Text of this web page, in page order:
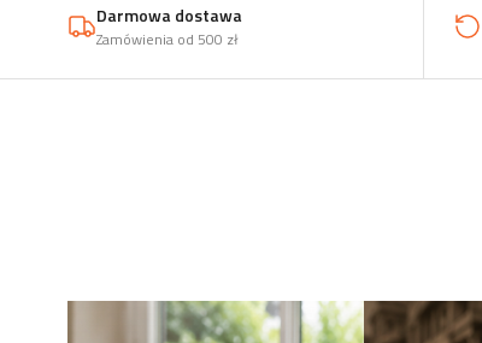
Darmowa dostawa
Zamówienia od 500 zł